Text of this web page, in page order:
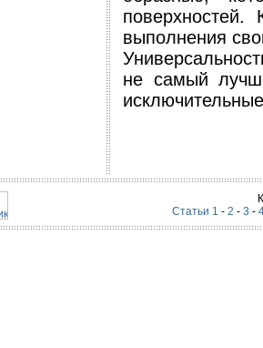
выполнения
не самый
Статьи 1 - 2 - 3 -